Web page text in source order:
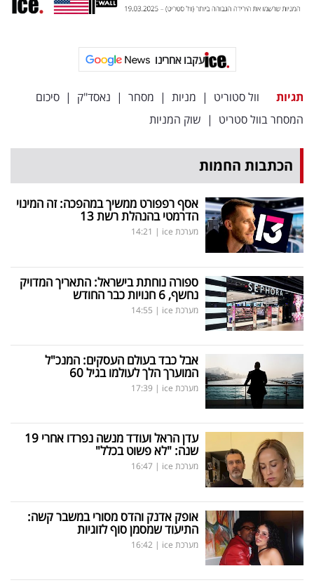
עקבו אחרינו
תגיות וול סטוריט | מניות | מסחר | נאסד"ק | סיכום
המסחר בוול סטריט | שוק המניות
הכתבות החמות
אסף רפפורט ממשיך במהפכה: זה המינוי
הדרמטי בהנהלת רשת 13
מערכת ice |
14:21
ספורה נוחתת בישראל: התאריך המדויק
נחשף, 6 חנויות כבר החודש
מערכת ice |
14:55
אבל כבד בעולם העסקים: המנכ"ל
המוערך הלך לעולמו בגיל 60
מערכת ice |
17:39
עדן הראל ועודד מנשה נפרדו אחרי 19
שנה: "לא פשוט בכלל"
מערכת ice |
16:47
אופק אדנק והדס מסורי במשבר קשה:
התיעוד שמסמן סוף לזוגיות
מערכת ice |
16:42